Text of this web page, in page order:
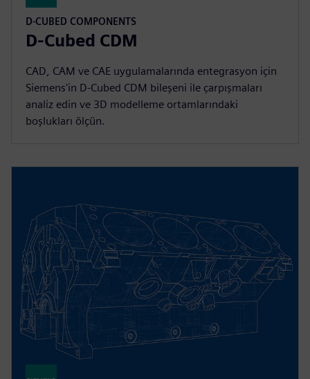
D-CUBED COMPONENTS
D-Cubed CDM
CAD, CAM ve CAE uygulamalarında entegrasyon için
Siemens'in D-Cubed CDM bileşeni ile çarpışmaları
analiz edin ve 3D modelleme ortamlarındaki
boşlukları ölçün.